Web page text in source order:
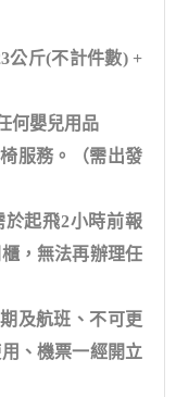
公斤(不計件數) +
何嬰兒用品
服務。（需出發
起飛2小時前報
，無法再辦理任
及航班、不可更
、機票一經開立